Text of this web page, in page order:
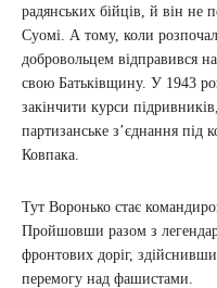
радянських бійців, й він не
Суомі. А тому, коли
добровольцем відправився
свою Батьківщину. У 1943
закінчити курси
партизанське з’єднання
Ковпака.
Тут Воронько стає
Пройшовши разом з
фронтових доріг,
перемогу над фашистами.